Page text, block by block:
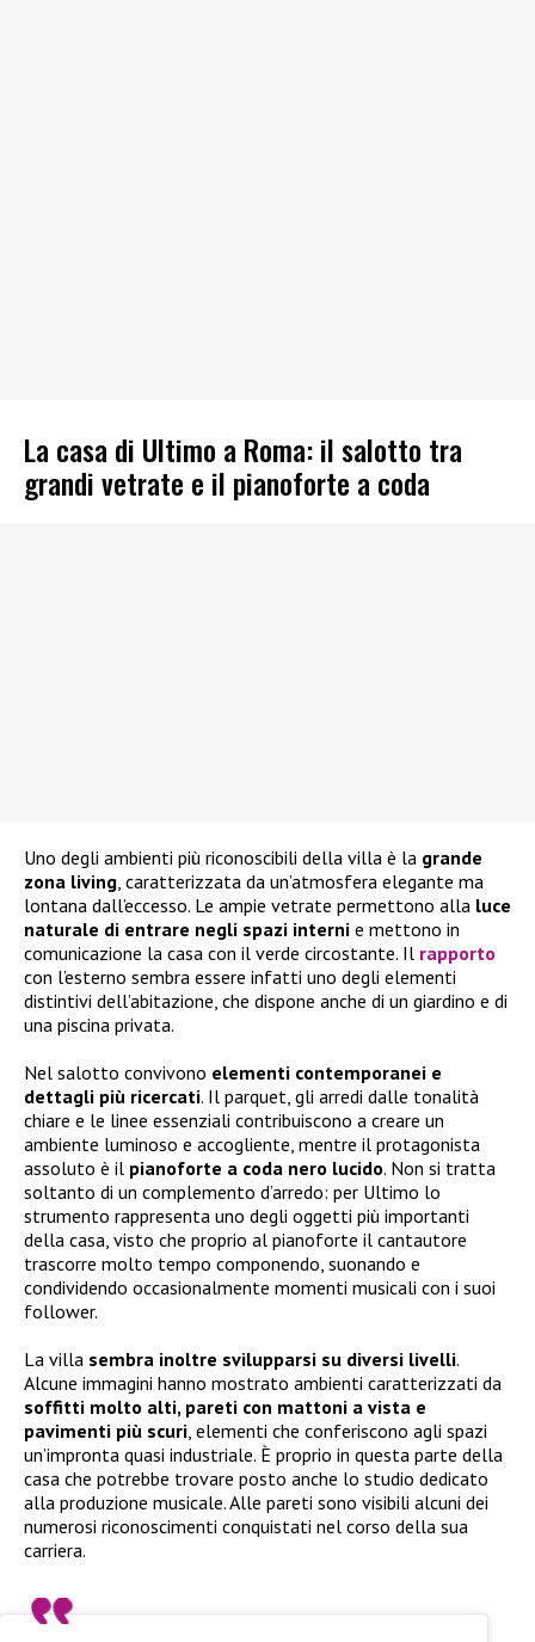
La casa di Ultimo a Roma: il salotto tra
grandi vetrate e il pianoforte a coda
Uno degli ambienti più riconoscibili della villa è la grande
zona living , caratterizzata da un’atmosfera elegante ma
lontana dall’eccesso. Le ampie vetrate permettono alla luce
naturale di entrare negli spazi interni e mettono in
comunicazione la casa con il verde circostante. Il rapporto
con l’esterno sembra essere infatti uno degli elementi
distintivi dell’abitazione, che dispone anche di un giardino e di
una piscina privata.
Nel salotto convivono elementi contemporanei e
dettagli più ricercati. Il parquet, gli arredi dalle tonalità
chiare e le linee essenziali contribuiscono a creare un
ambiente luminoso e accogliente, mentre il protagonista
assoluto è il pianoforte a coda nero lucido. Non si tratta
soltanto di un complemento d’arredo: per Ultimo lo
strumento rappresenta uno degli oggetti più importanti
della casa, visto che proprio al pianoforte il cantautore
trascorre molto tempo componendo, suonando e
condividendo occasionalmente momenti musicali con i suoi
follower.
La villa sembra inoltre svilupparsi su diversi livelli.
Alcune immagini hanno mostrato ambienti caratterizzati da
soffitti molto alti, pareti con mattoni a vista e
pavimenti più scuri , elementi che conferiscono agli spazi
un’impronta quasi industriale. È proprio in questa parte della
casa che potrebbe trovare posto anche lo studio dedicato
alla produzione musicale. Alle pareti sono visibili alcuni dei
numerosi riconoscimenti conquistati nel corso della sua
carriera.